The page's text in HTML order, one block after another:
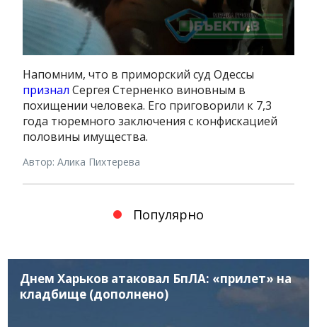
Напомним, что в приморский суд Одессы
признал Сергея Стерненко виновным в
похищении человека. Его приговорили к 7,3
года тюремного заключения с конфискацией
половины имущества.
Автор: Алика Пихтерева
Популярно
Днем Харьков атаковал БпЛА: «прилет» на
кладбище (дополнено)